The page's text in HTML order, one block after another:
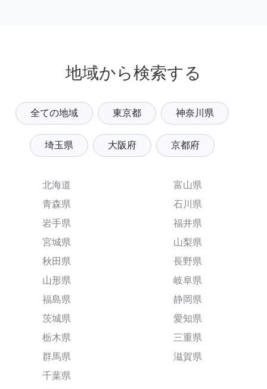
地域から検索する
全ての地域 東京都 神奈川県
埼玉県 大阪府 京都府
北海道
青森県
岩手県
宮城県
秋田県
山形県
福島県
茨城県
栃木県
群馬県
千葉県
富山県
石川県
福井県
山梨県
長野県
岐阜県
静岡県
愛知県
三重県
滋賀県